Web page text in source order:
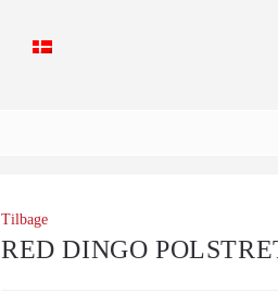
Tilbage
RED DINGO